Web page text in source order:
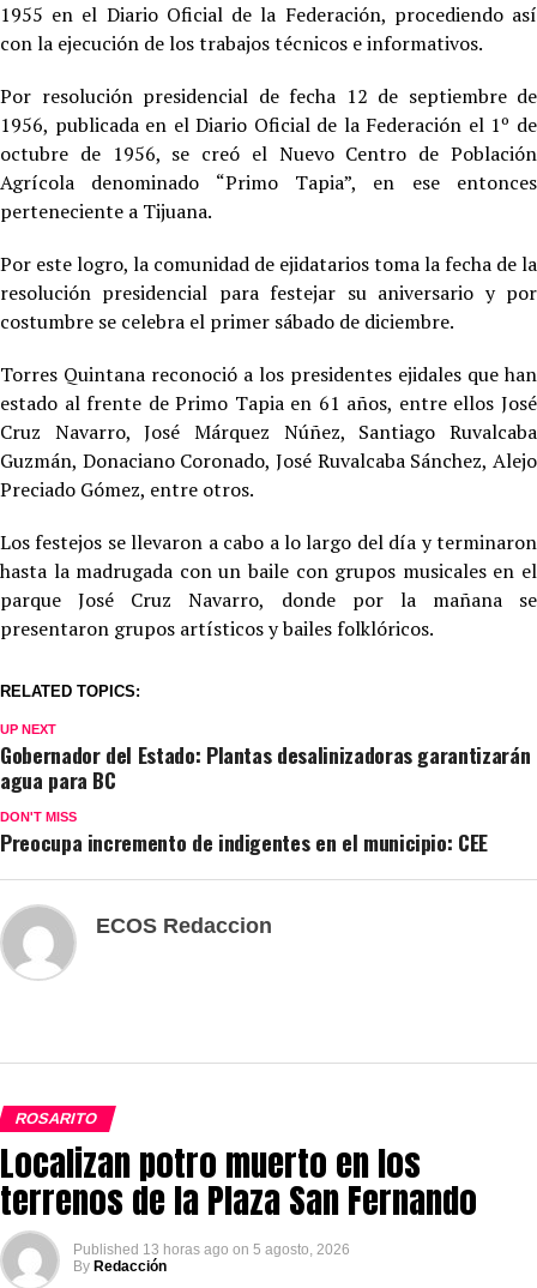
1955 en el Diario Oficial de la Federación, procediendo así
con la ejecución de los trabajos técnicos e informativos.
Por resolución presidencial de fecha 12 de septiembre de
1956, publicada en el Diario Oficial de la Federación el 1º de
octubre de 1956, se creó el Nuevo Centro de Población
Agrícola denominado “Primo Tapia”, en ese entonces
perteneciente a Tijuana.
Por este logro, la comunidad de ejidatarios toma la fecha de la
resolución presidencial para festejar su aniversario y por
costumbre se celebra el primer sábado de diciembre.
Torres Quintana reconoció a los presidentes ejidales que han
estado al frente de Primo Tapia en 61 años, entre ellos José
Cruz Navarro, José Márquez Núñez, Santiago Ruvalcaba
Guzmán, Donaciano Coronado, José Ruvalcaba Sánchez, Alejo
Preciado Gómez, entre otros.
Los festejos se llevaron a cabo a lo largo del día y terminaron
hasta la madrugada con un baile con grupos musicales en el
parque José Cruz Navarro, donde por la mañana se
presentaron grupos artísticos y bailes folklóricos.
RELATED TOPICS:
UP NEXT
Gobernador del Estado: Plantas desalinizadoras garantizarán
agua para BC
DON'T MISS
Preocupa incremento de indigentes en el municipio: CEE
ECOS Redaccion
ROSARITO
Localizan potro muerto en los
terrenos de la Plaza San Fernando
Published 13 horas ago on 5 agosto, 2026
By Redacción